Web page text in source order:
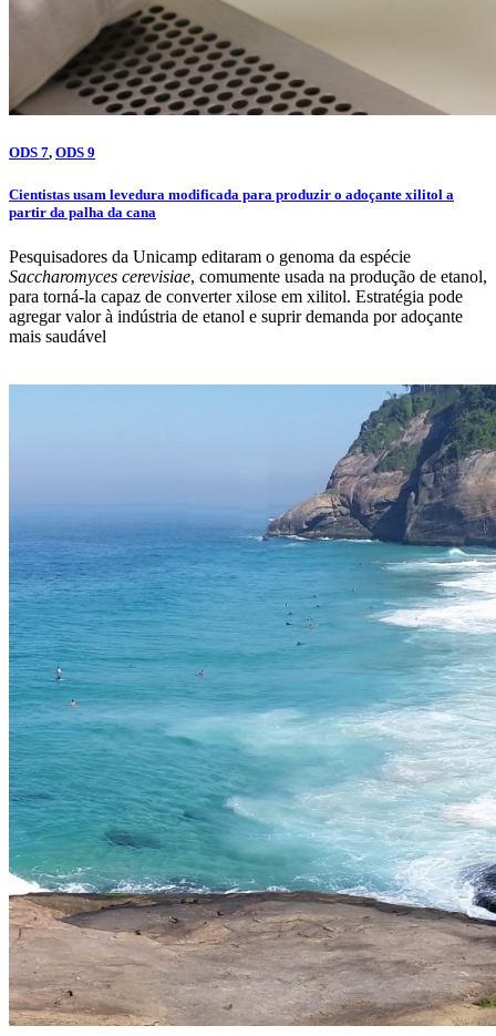
ODS 7, ODS 9
Cientistas usam levedura modificada para produzir o adoçante xilitol a
partir da palha da cana
Pesquisadores da Unicamp editaram o genoma da espécie
Saccharomyces cerevisiae, comumente usada na produção de etanol,
para torná-la capaz de converter xilose em xilitol. Estratégia pode
agregar valor à indústria de etanol e suprir demanda por adoçante
mais saudável